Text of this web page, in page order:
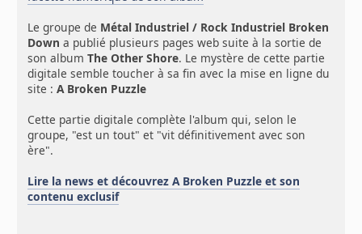
Le groupe de Métal Industriel / Rock Industriel Broken
Down a publié plusieurs pages web suite à la sortie de
son albumThe Other Shore. Le mystère de cette partie
digitale semble toucher à sa fin avec la mise en ligne du
site :A Broken Puzzle
Cette partie digitale complète l'album qui, selon le
groupe, "est un tout" et "vit définitivement avec son
ère".
Lire la news et découvrez A Broken Puzzle et son
contenu exclusif